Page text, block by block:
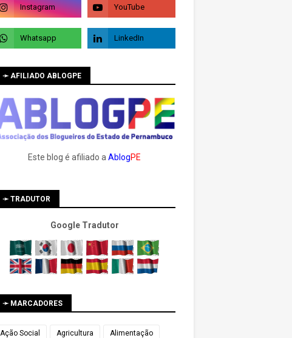
➛ AFILIADO ABLOGPE
Este blog é afiliado a AblogPE
➛ TRADUTOR
Google Tradutor
➛ MARCADORES
Ação Social Agricultura Alimentação